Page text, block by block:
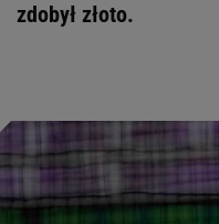
zdobył złoto.